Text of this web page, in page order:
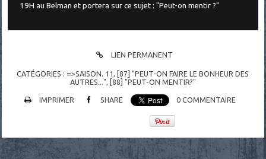
19H au Belman et portera sur ce sujet : "Peut-on mentir ?"
LIEN PERMANENT
CATÉGORIES : =>SAISON. 11, [87] "PEUT-ON FAIRE LE BONHEUR DES
AUTRES...", [88] "PEUT-ON MENTIR?"
IMPRIMER SHARE 0 COMMENTAIRE